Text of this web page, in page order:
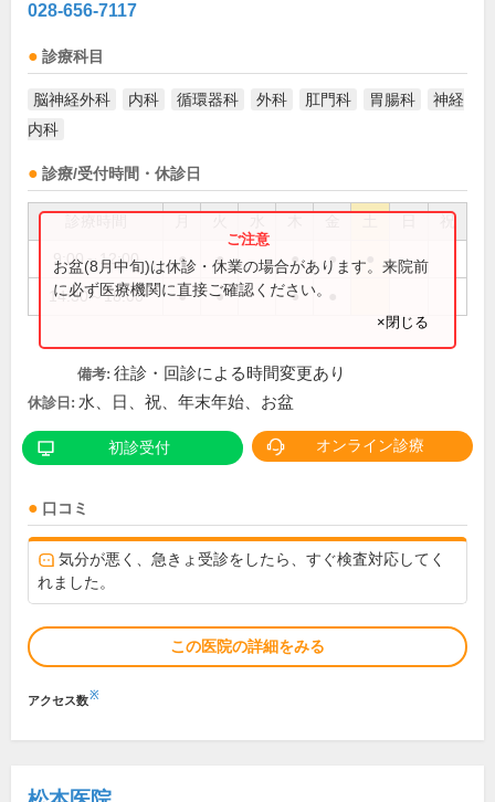
028-656-7117
診療科目
脳神経外科 内科 循環器科 外科 肛門科 胃腸科
神経
内科
診療/受付時間・休診日
祝
9:00～12:00 ● ● ● ●
14:30～18:00 ● ● ●
お盆(8月中旬)は休診・休業の場合があります。来院前
に必ず医療機関に直接ご確認ください。
×閉じる
備考: 往診・回診による時間変更あり
休診日: 水、日、祝、年末年始、お盆
初診受付 オンライン診療
口コミ
気分が悪く、急きょ受診をしたら、すぐ検査対応してく
れました。
この医院の詳細をみる
アクセス数※